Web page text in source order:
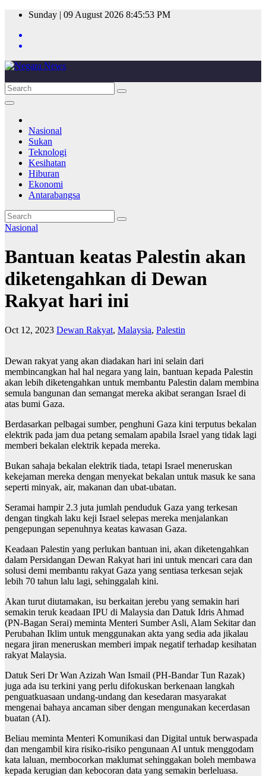
Skip
content
Sunday | 09 August 2026 8:45:53 PM
Nasional
Sukan
Teknologi
Kesihatan
Hiburan
Ekonomi
Antarabangsa
Nasional
Bantuan keatas Palestin akan
diketengahkan di Dewan
Rakyat hari ini
Oct 12, 2023 Dewan Rakyat, Malaysia, Palestin
Dewan rakyat yang akan diadakan hari ini selain dari
membincangkan hal hal negara yang lain, bantuan kepada Palestin
akan lebih diketengahkan untuk membantu Palestin dalam membina
semula bangunan dan semangat mereka akibat serangan Israel di
atas bumi Gaza.
Berdasarkan pelbagai sumber, penghuni Gaza kini terputus bekalan
elektrik pada jam dua petang semalam apabila Israel yang tidak lagi
memberi bekalan elektrik kepada mereka.
Bukan sahaja bekalan elektrik tiada, tetapi Israel meneruskan
kekejaman mereka dengan menyekat bekalan untuk masuk ke sana
seperti minyak, air, makanan dan ubat-ubatan.
Seramai hampir 2.3 juta jumlah penduduk Gaza yang terkesan
dengan tingkah laku keji Israel selepas mereka menjalankan
pengepungan sepenuhnya keatas kawasan Gaza.
Keadaan Palestin yang perlukan bantuan ini, akan diketengahkan
dalam Persidangan Dewan Rakyat hari ini untuk mencari cara dan
solusi demi membantu rakyat Gaza yang sentiasa terkesan sejak
lebih 70 tahun lalu lagi, sehinggalah kini.
Akan turut diutamakan, isu berkaitan jerebu yang semakin hari
semakin teruk keadaan IPU di Malaysia dan Datuk Idris Ahmad
(PN-Bagan Serai) meminta Menteri Sumber Asli, Alam Sekitar dan
Perubahan Iklim untuk menggunakan akta yang sedia ada jikalau
negara jiran meneruskan memberi impak negatif terhadap kesihatan
rakyat Malaysia.
Datuk Seri Dr Wan Azizah Wan Ismail (PH-Bandar Tun Razak)
juga ada isu terkini yang perlu difokuskan berkenaan langkah
penguatkuasaan undang-undang dan kesedaran masyarakat
mengenai bahaya ancaman siber dengan mengunakan kecerdasan
buatan (AI).
Beliau meminta Menteri Komunikasi dan Digital untuk berwaspada
dan mengambil kira risiko-risiko pengunaan AI untuk menggodam
kata laluan, membocorkan maklumat sehinggakan boleh membawa
kepada kerugian dan kebocoran data yang semakin berleluasa.